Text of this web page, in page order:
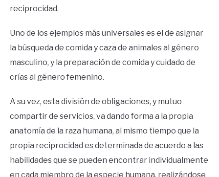
reciprocidad.
Uno de los ejemplos más universales es el de asignar
la búsqueda de comida y caza de animales al género
masculino, y la preparación de comida y cuidado de
crías al género femenino.
A su vez, esta división de obligaciones, y mutuo
compartir de servicios, va dando forma a la propia
anatomía de la raza humana, al mismo tiempo que la
propia reciprocidad es determinada de acuerdo a las
habilidades que se pueden encontrar individualmente
en cada miembro de la especie humana, realizándose